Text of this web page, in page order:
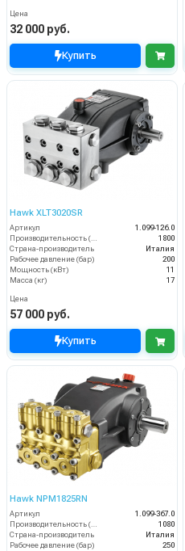
Цена
32 000 руб.
Купить
Hawk XLT3020SR
Артикул
1.099-126.0
Производительность (л/ч)
1800
Страна-производитель
Италия
Рабочее давление (бар)
200
Мощность (кВт)
11
Масса (кг)
17
Цена
57 000 руб.
Купить
Hawk NPM1825RN
Артикул
1.099-367.0
Производительность (л/ч)
1080
Страна-производитель
Италия
Рабочее давление (бар)
250